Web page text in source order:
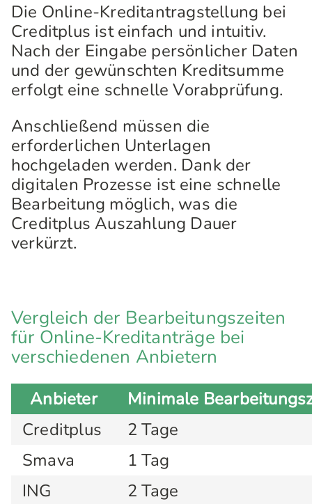
Die Online-Kreditantragstellung bei
Creditplus ist einfach und intuitiv.
Nach der Eingabe persönlicher Daten
und der gewünschten Kreditsumme
erfolgt eine schnelle Vorabprüfung.
Anschließend müssen die
erforderlichen Unterlagen
hochgeladen werden. Dank der
digitalen Prozesse ist eine schnelle
Bearbeitung möglich, was die
Creditplus Auszahlung Dauer
verkürzt.
Vergleich der Bearbeitungszeiten
für Online-Kreditanträge bei
verschiedenen Anbietern
Anbieter
Minimale
Creditplus
2 Tage
Smava
1 Tag
ING
2 Tage